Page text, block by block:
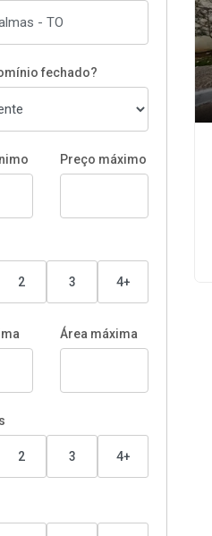
fechado?
Preço máximo
2 3 4+
Área máxima
2 3 4+